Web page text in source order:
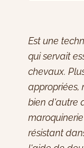
Est une
qui servait
chevaux.
appropriées,
bien d'autre
résistant